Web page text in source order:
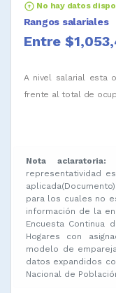
arrow_circle_up No hay datos
Rangos salariales
Entre
A nivel salarial esta
frente al total de
Nota aclaratoria:
representatividad
para los cuales no
información de la
Encuesta Continua
Hogares con
modelo de
datos expandidos
Nacional de